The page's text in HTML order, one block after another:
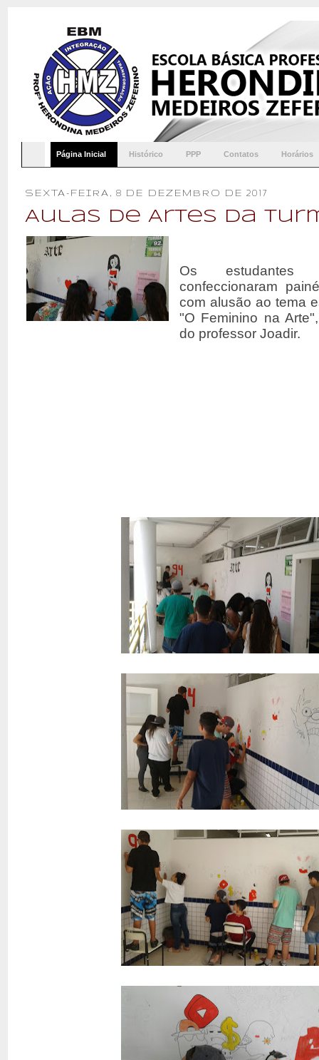
Página Inicial Histórico PPP Contatos Horários
SEXTA-FEIRA, 8 DE DEZEMBRO DE 2017
Aulas de Artes da
Os
confeccionaram
com alusão ao tema
"O Feminino na
do professor Joadir.